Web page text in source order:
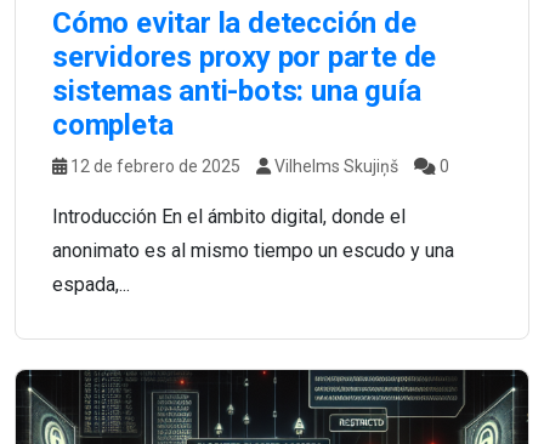
Cómo evitar la detección de
servidores proxy por parte de
sistemas anti-bots: una guía
completa
12 de febrero de 2025 Vilhelms Skujiņš 0
Introducción En el ámbito digital, donde el
anonimato es al mismo tiempo un escudo y una
espada,...